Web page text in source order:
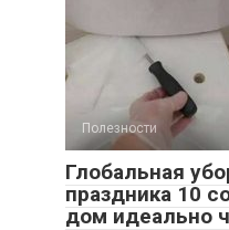
Полезности
Глобальная
праздника 10
дом идеально